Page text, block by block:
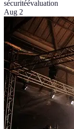
sécuritéévaluation
Aug 2